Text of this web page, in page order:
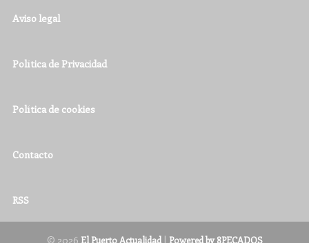
Aviso legal
Política de Privacidad
Política de cookies
Contacto
RSS
© 2026 El Puerto Actualidad| Powered by 8PECADOS